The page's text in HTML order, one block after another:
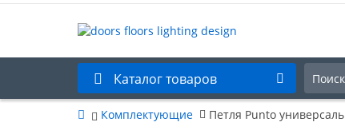
Каталог товаров
Комплектующие Петля Punto